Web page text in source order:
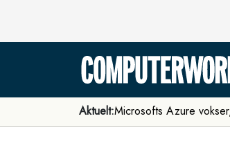
Aktuelt:Microsofts Azure